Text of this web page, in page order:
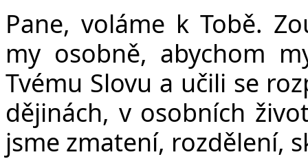
Pane, voláme k Tobě.
my osobně, abychom
Tvému Slovu a učili se
dějinách, v osobních
jsme zmatení, rozdělení,